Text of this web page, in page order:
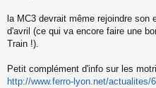
s
g
e
o
n
la MC3 devrait même rejoindre son
d'avril (ce qui va encore faire une
Train !).
Petit complément d'info sur les
http://www.ferro-lyon.net/actualites/